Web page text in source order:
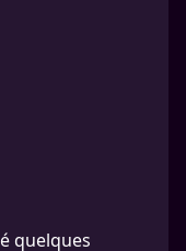
quelques